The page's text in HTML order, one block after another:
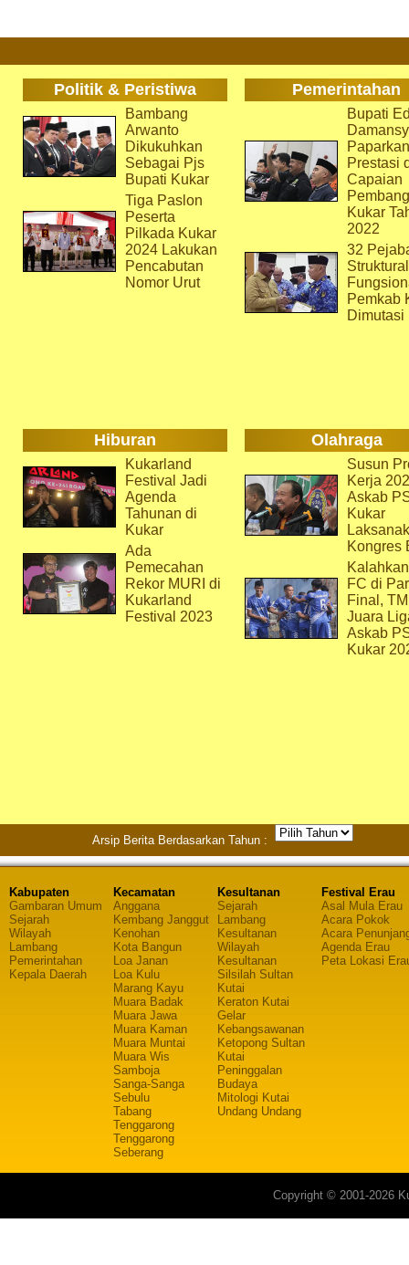
Politik & Peristiwa Pemerintahan
Bambang
Arwanto
Dikukuhkan
Sebagai Pjs
Bupati Kukar
Tiga Paslon
Peserta
Pilkada Kukar
2024 Lakukan
Pencabutan
Nomor Urut
Bupati
Paparkan
Prestasi
Capaian
Kukar
2022
32
Pemkab
Dimutasi
Hiburan Olahraga
Kukarland
Festival Jadi
Agenda
Tahunan di
Kukar
Ada
Pemecahan
Rekor MURI di
Kukarland
Festival 2023
Susun
Kerja
Askab
Kukar
Kongres
FC di
Final,
Juara
Askab
Kukar
Arsip Berita Berdasarkan Tahun :
Kabupaten
Gambaran Umum
Sejarah
Wilayah
Lambang
Pemerintahan
Kepala Daerah
Kecamatan
Anggana
Kembang Janggut
Kenohan
Kota Bangun
Loa Janan
Loa Kulu
Marang Kayu
Muara Badak
Muara Jawa
Muara Kaman
Muara Muntai
Muara Wis
Samboja
Sanga-Sanga
Sebulu
Tabang
Tenggarong
Tenggarong
Seberang
Kesultanan
Sejarah
Lambang
Kesultanan
Wilayah
Kesultanan
Silsilah Sultan
Kutai
Keraton Kutai
Gelar
Kebangsawanan
Ketopong Sultan
Kutai
Peninggalan
Budaya
Mitologi Kutai
Undang Undang
Festival Erau
Asal Mula Erau
Acara Pokok
Acara
Agenda Erau
Peta Lokasi
Copyright © 2001-2026